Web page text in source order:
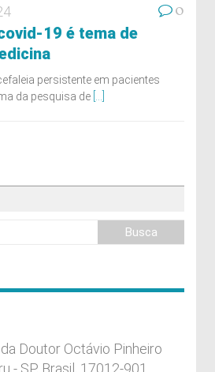
0
19 é tema de
persistente em pacientes
da pesquisa de
Doutor Octávio Pinheiro